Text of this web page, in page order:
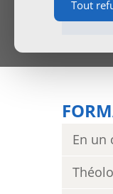
Tout
En un